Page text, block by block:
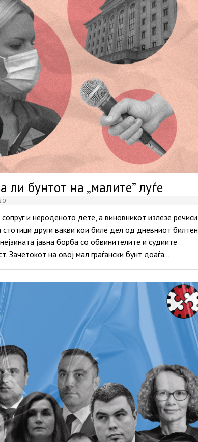
ли бунтот на „малите” луѓе
и нероденото дете, а виновникот излезе речиси
други вакви кои биле дел од дневниот билтен
јавна борба со обвинителите и судиите
Зачетокот на овој мал граѓански бунт доаѓа…